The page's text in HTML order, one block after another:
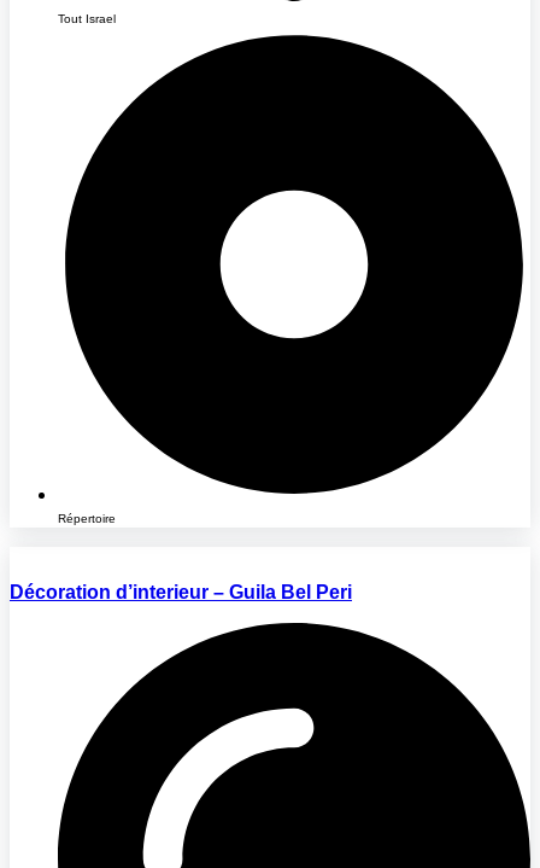
Tout Israel
Répertoire
Décoration d’interieur – Guila Bel Peri